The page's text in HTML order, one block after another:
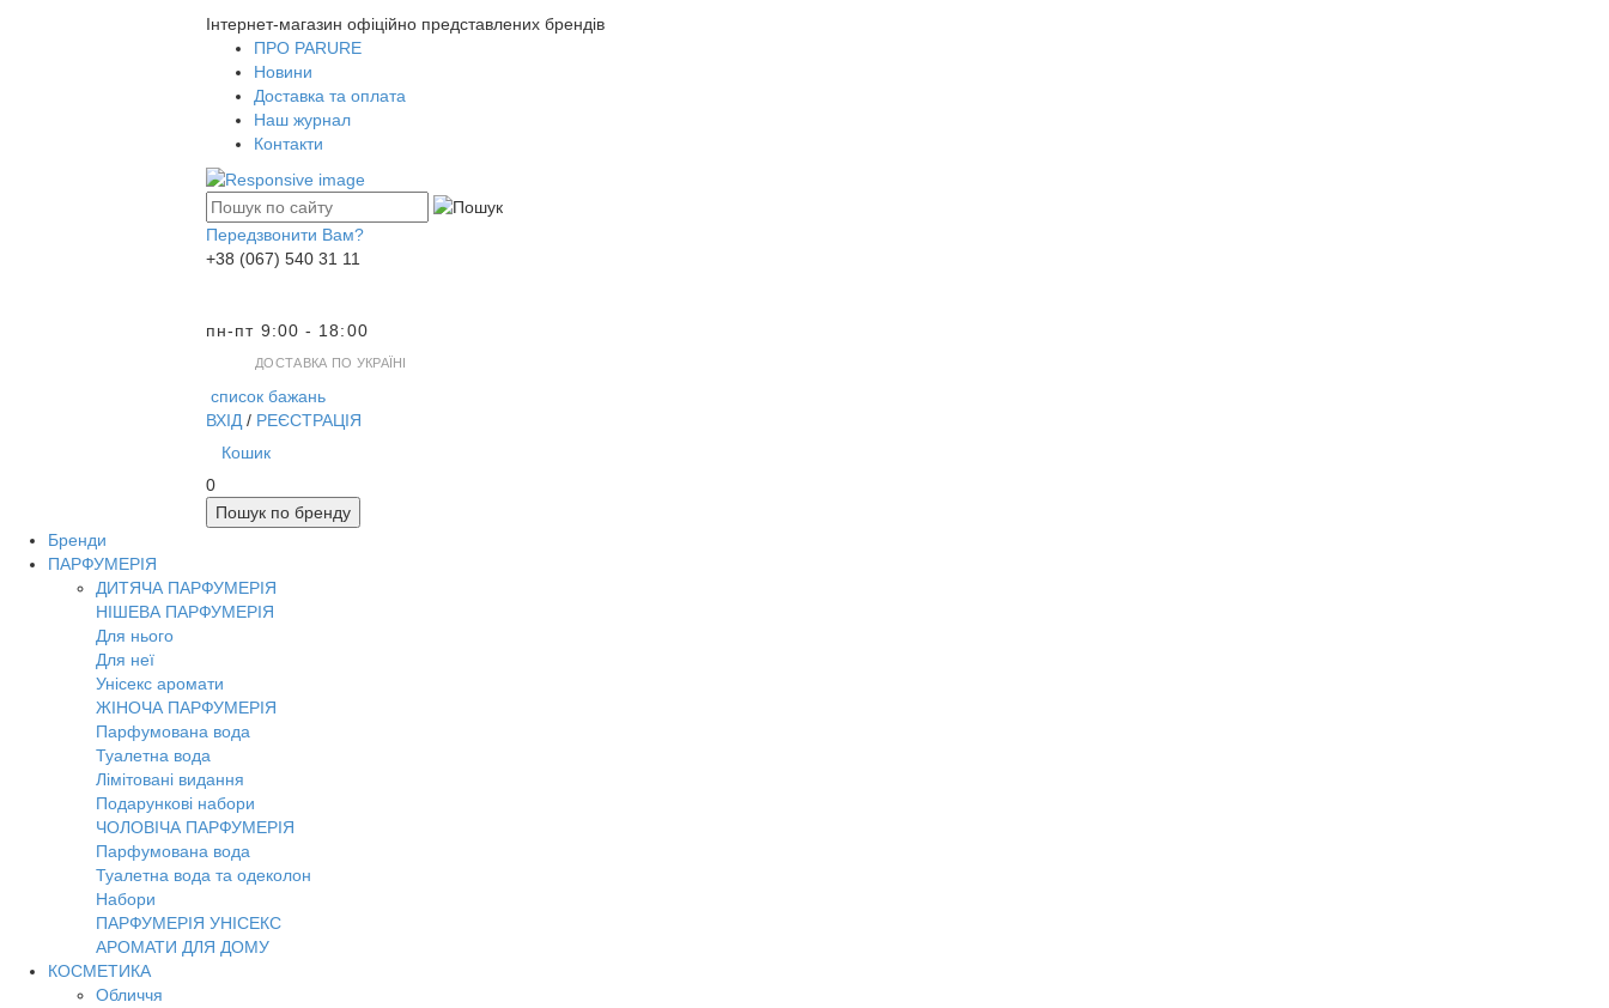
Інтернет-магазин офіційно представлених брендів
ПРО PARURE
Новини
Доставка та оплата
Наш журнал
Контакти
Передзвонити Вам?
+38 (067) 540 31 11
пн-пт 9:00 - 18:00
ДОСТАВКА ПО УКРАЇНІ
список бажань
ВХІД / РЕЄСТРАЦІЯ
Кошик
0
Пошук по бренду
Бренди
ПАРФУМЕРІЯ
ДИТЯЧА ПАРФУМЕРІЯ
НІШЕВА ПАРФУМЕРІЯ
Для нього
Для неї
Унісекс аромати
ЖІНОЧА ПАРФУМЕРІЯ
Парфумована вода
Туалетна вода
Лімітовані видання
Подарункові набори
ЧОЛОВІЧА ПАРФУМЕРІЯ
Парфумована вода
Туалетна вода та одеколон
Набори
ПАРФУМЕРІЯ УНІСЕКС
АРОМАТИ ДЛЯ ДОМУ
КОСМЕТИКА
Обличчя